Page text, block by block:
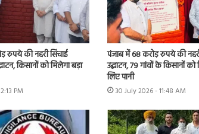
रुपये की नहरी सिंचाई
किसानों को मिलेगा बड़ा
PM
पंजाब में 68 करोड़ रुपये की
उद्घाटन, 79 गांवों के किसानों
लिए पानी
30 July 2026 - 11:48 AM